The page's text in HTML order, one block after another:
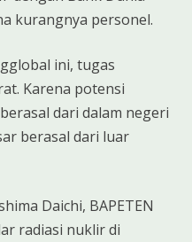
kurangnya personel.
ini, tugas
Karena potensi
dari dalam negeri
berasal dari luar
Daichi, BAPETEN
radiasi nuklir di